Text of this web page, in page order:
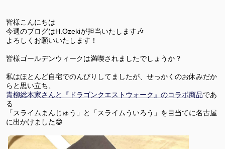
皆様こんにちは
今週のブログはH.Ozekiが担当いたします🎶
よろしくお願いいたします！
皆様ゴールデンウィークは満喫されましたでしょうか？
私はほとんど自宅でのんびりしてましたが、せっかくのお休みだか
らと思い立ち、
青柳総本家さんと『ドラゴンクエストウォーク』のコラボ商品であ
る
「スライムまんじゅう」と「スライムういろう」を目当てに名古屋
に出かけました😁